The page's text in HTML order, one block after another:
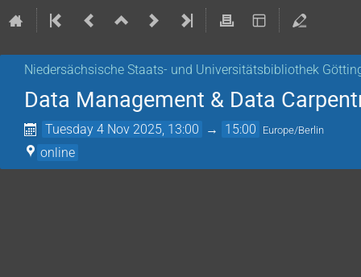
Niedersächsische Staats- und Universitätsbibliothek
Data Management & Data
Tuesday 4 Nov 2025, 13:00 → 15:00 Europe/Berlin
online